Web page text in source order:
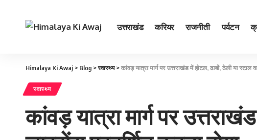
उत्तराखंड करियर राजनीती पर्यटन
Himalaya Ki Awaj > Blog >स्वास्थ्य>कांवड़ यात्रा मार्ग पर उत्तराखंड में होटल, ढाबों, ठेली या
स्वास्थ्य
कांवड़ यात्रा मार्ग पर